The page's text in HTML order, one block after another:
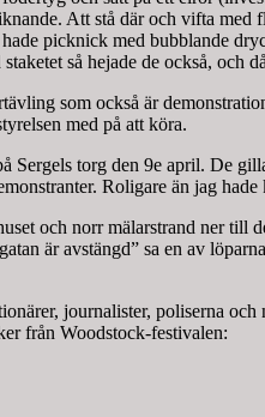
Att stå där och vifta
picknick med bubblande
så hejade de också, och
som också är
med på att köra.
torg den 9e april. De
Roligare än jag
och norr mälarstrand ner till
är avstängd” sa en av
journalister, poliserna
från Woodstock-festivalen: